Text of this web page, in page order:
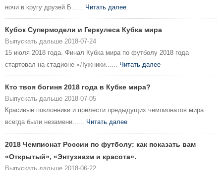
ночи в кругу друзей Б...... Читать далее
Кубок Супермодели и Геркулеса Кубка мира
Выпускать дальше 2018-07-24
15 июля 2018 года. Финал Кубка мира по футболу 2018 года
стартовал на стадионе «Лужники...... Читать далее
Кто твоя богиня 2018 года в Кубке мира?
Выпускать дальше 2018-07-05
Красивые поклонники и прелести предыдущих чемпионатов мира
всегда были незамени...... Читать далее
2018 Чемпионат России по футболу: как показать вам
«Открытый», «Энтузиазм и красота».
Выпускать дальше 2018-06-22